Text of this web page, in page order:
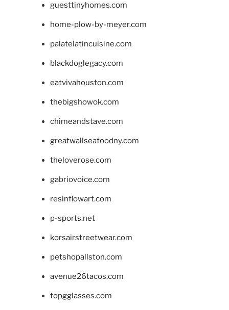
guesttinyhomes.com
home-plow-by-meyer.com
palatelatincuisine.com
blackdoglegacy.com
eatvivahouston.com
thebigshowok.com
chimeandstave.com
greatwallseafoodny.com
theloverose.com
gabriovoice.com
resinflowart.com
p-sports.net
korsairstreetwear.com
petshopallston.com
avenue26tacos.com
topgglasses.com